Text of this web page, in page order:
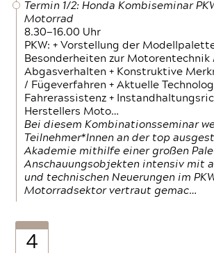
Termin 1/2: Honda Kombiseminar
Motorrad
8.30—16.00 Uhr
PKW: + Vorstellung der
Besonderheiten zur Motorentechnik
Abgasverhalten + Konstruktive
/ Fügeverfahren + Aktuelle
Fahrerassistenz +
Herstellers Moto…
Bei diesem Kombinationsseminar
Teilnehmer*Innen an der top
Akademie mithilfe einer großen
Anschauungsobjekten intensiv mit
und technischen Neuerungen im
Motorradsektor vertraut gemac…
4